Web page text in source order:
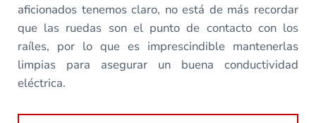
aficionados tenemos claro, no está de más recordar
que las ruedas son el punto de contacto con los
raíles, por lo que es imprescindible mantenerlas
limpias para asegurar un buena conductividad
eléctrica.